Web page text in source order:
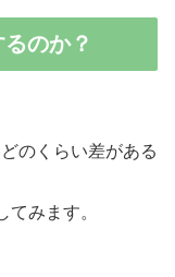
のか？
のくらい差がある
みます。